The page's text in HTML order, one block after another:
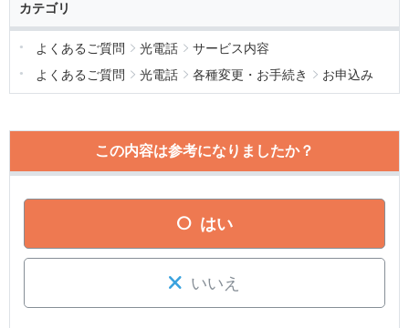
カテゴリ
よくあるご質問 光電話
サービス内容
よくあるご質問
光電話 各種変更・お手続き お申込み
この内容は参考になりましたか？
はい
いいえ